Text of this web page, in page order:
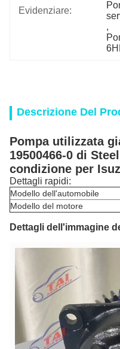
Evidenziare:
,
Descrizione Del
Pompa utilizzata
19500466-0 di
condizione per
Dettagli rapidi:
Modello dell'automobile
Modello del motore
Dettagli dell'immagine